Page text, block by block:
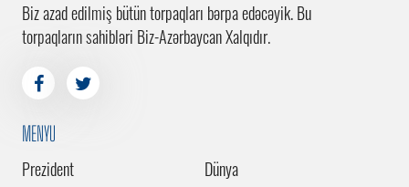
Biz azad edilmiş bütün torpaqları bərpa edəcəyik. Bu
torpaqların sahibləri Biz-Azərbaycan Xalqıdır.
MENYU
Prezident
Dünya